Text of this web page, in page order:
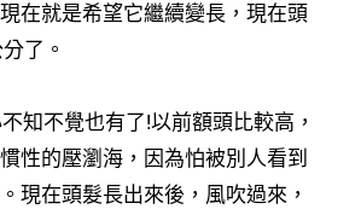
在就是希望它繼續變長，現在頭
了。
知不覺也有了!以前額頭比較高，
性的壓瀏海，因為怕被別人看到
現在頭髮長出來後，風吹過來，